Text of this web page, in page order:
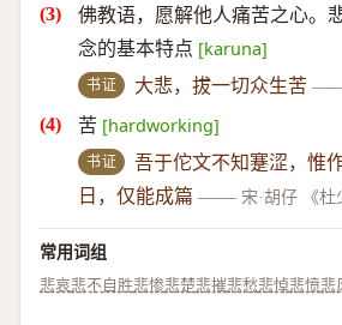
佛教语，愿解他人痛苦之心。
念的基本特点 [karuna]
书证 大悲，拔一切众生苦
苦 [hardworking]
书证
吾于佗文不知蹇涩，惟
日，仅能成篇 —— 宋·胡仔 《杜
常用词组
悲哀悲不自胜悲惨悲楚悲摧悲愁悲悼悲愤悲